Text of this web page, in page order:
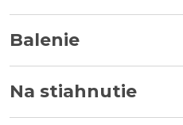
Balenie
Na stiahnutie